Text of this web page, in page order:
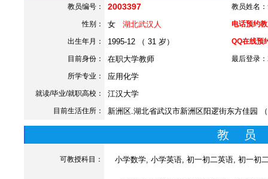
教员编号： 2003397 教员姓名：
性别： 女 湖北武汉人 电话预约
出生年月： 1995-12 （ 31 岁） QQ在线预
目前身份： 在职大学教师 最后登录
所学专业： 应用化学
就读/毕业/就职高校： 江汉大学
目前生活住所： 新洲区.湖北省武汉市新洲区阳逻街东方佳园
教 员
可教授科目： 小学数学, 小学英语, 初一初二英语, 初一初